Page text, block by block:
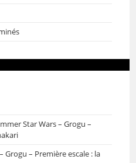
Star Wars – Grogu –
Grogu – Première escale : la